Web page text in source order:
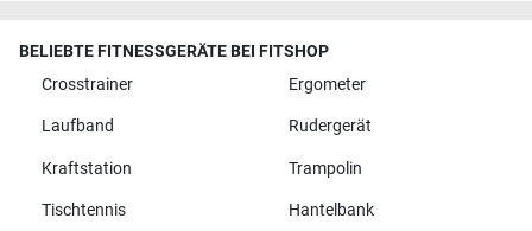
BELIEBTE FITNESSGERÄTE BEI FITSHOP
Crosstrainer
Ergometer
Laufband Rudergerät
Kraftstation Trampolin
Tischtennis Hantelbank